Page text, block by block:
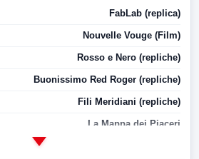
FabLab (replica)
Nouvelle Vouge (Film)
Rosso e Nero (repliche)
Buonissimo Red Roger (repliche)
Fili Meridiani (repliche)
La Mappa dei Piaceri